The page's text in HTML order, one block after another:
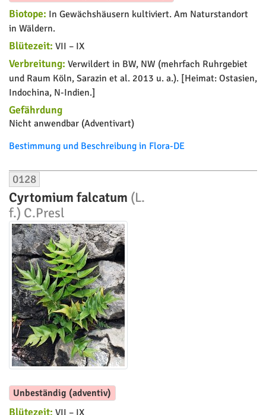
Biotope: In Gewächshäusern kultiviert. Am Naturstandort
in Wäldern.
Blütezeit: VII – IX
Verbreitung: Verwildert in BW, NW (mehrfach Ruhrgebiet
und Raum Köln, Sarazin et al. 2013 u. a.). [Heimat: Ostasien,
Indochina, N-Indien.]
Gefährdung
Nicht anwendbar (Adventivart)
Bestimmung und Beschreibung in Flora-DE
0128
Cyrtomium falcatum (L.
f.) C.Presl
Unbeständig (adventiv)
Blütezeit: VII – IX